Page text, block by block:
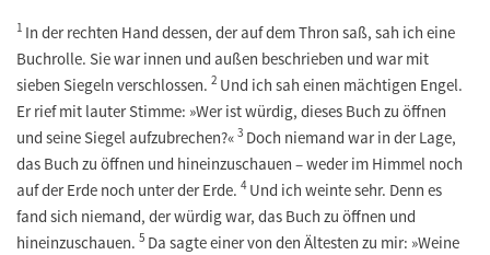
1 In der rechten Hand dessen, der auf dem Thron saß, sah ich eine
Buchrolle. Sie war innen und außen beschrieben und war mit
sieben Siegeln verschlossen. 2 Und ich sah einen mächtigen Engel.
Er rief mit lauter Stimme: »Wer ist würdig, dieses Buch zu öffnen
und seine Siegel aufzubrechen?« 3 Doch niemand war in der Lage,
das Buch zu öffnen und hineinzuschauen – weder im Himmel noch
auf der Erde noch unter der Erde. 4 Und ich weinte sehr. Denn es
fand sich niemand, der würdig war, das Buch zu öffnen und
hineinzuschauen. 5 Da sagte einer von den Ältesten zu mir: »Weine